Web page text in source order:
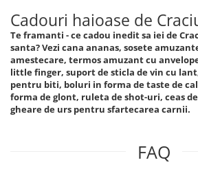
Cadouri haioase de
Te framanti - ce cadou inedit sa iei de
santa? Vezi cana ananas, sosete
amestecare, termos amuzant cu
little finger, suport de sticla de vin cu
pentru biti, boluri in forma de taste de
forma de glont, ruleta de shot-uri, ceas
gheare de urs pentru sfartecarea carnii.
FAQ